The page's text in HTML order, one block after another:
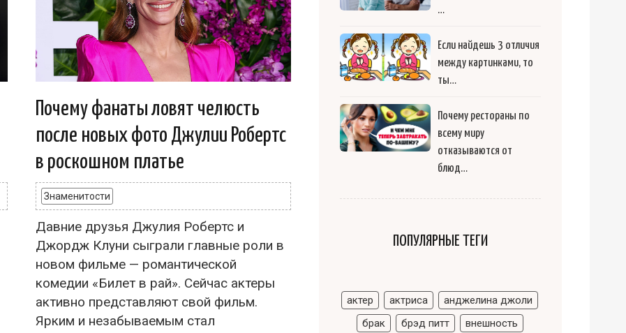
Почему фанаты ловят челюсть
после новых фото Джулии Робертс
в роскошном платье
Знаменитости
Давние друзья Джулия Робертс и
Джордж Клуни сыграли главные роли в
новом фильме — романтической
комедии «Билет в рай». Сейчас актеры
активно представляют свой фильм.
Ярким и незабываемым стал
…
Если найдешь 3 отличия
между картинками, то
ты…
Почему рестораны по
всему миру
отказываются от
блюд…
ПОПУЛЯРНЫЕ ТЕГИ
актер актриса
анджелина джоли
брак
брэд питт
внешность